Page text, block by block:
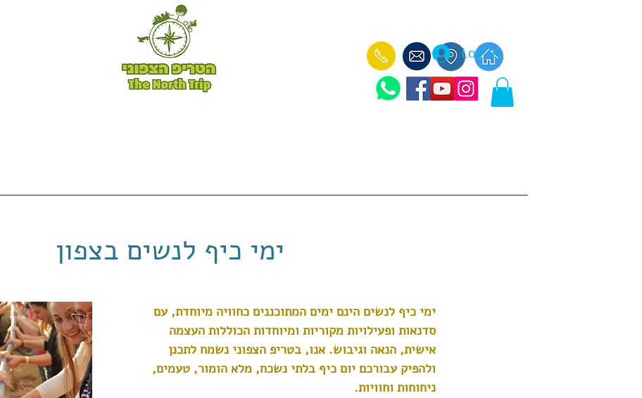
Log In
ימי כיף לנשים בצפון
ימי כיף לנשים הינם ימים המתוכננים כחוויה מיוחדת, עם
סדנאות ופעילויות מקוריות ומיוחדות הכוללות העצמה
אישית, הנאה וגיבוש. אנו, בטריפ הצפוני נשמח לתכנן
ולהפיק עבורכם יום כיף בלתי נשכח, מלא הומור, טעמים,
ניחוחות וחוויות.